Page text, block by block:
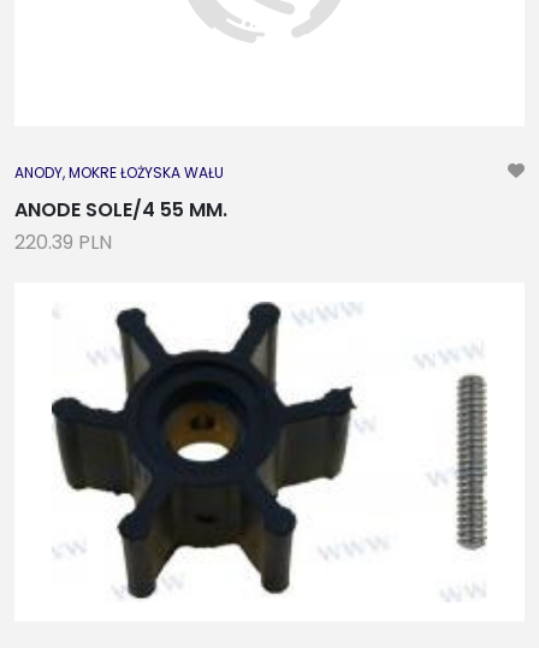
ANODY, MOKRE ŁOŻYSKA WAŁU
ANODE SOLE/4 55 MM.
220.39 PLN